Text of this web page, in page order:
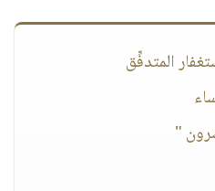
المتدفِّق
"